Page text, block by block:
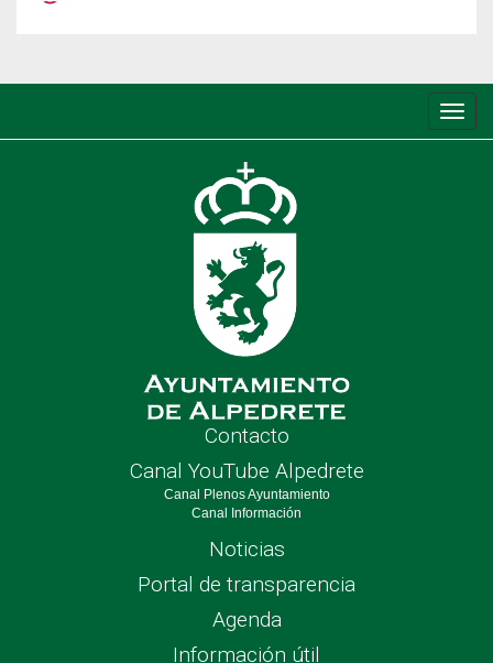
de
Contacto
Canal YouTube Alpedrete
Canal Plenos Ayuntamiento
Canal Información
Noticias
Portal de transparencia
Agenda
Información útil